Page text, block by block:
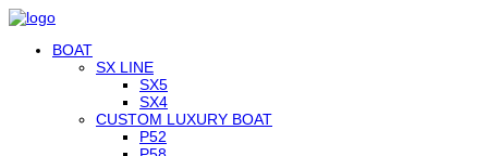
BOAT
SX LINE
SX5
SX4
CUSTOM LUXURY BOAT
P52